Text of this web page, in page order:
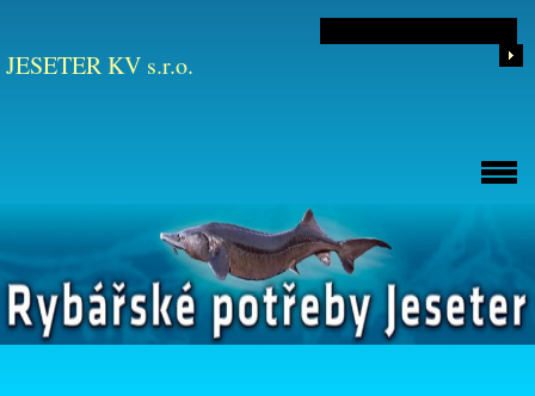
JESETER KV s.r.o.